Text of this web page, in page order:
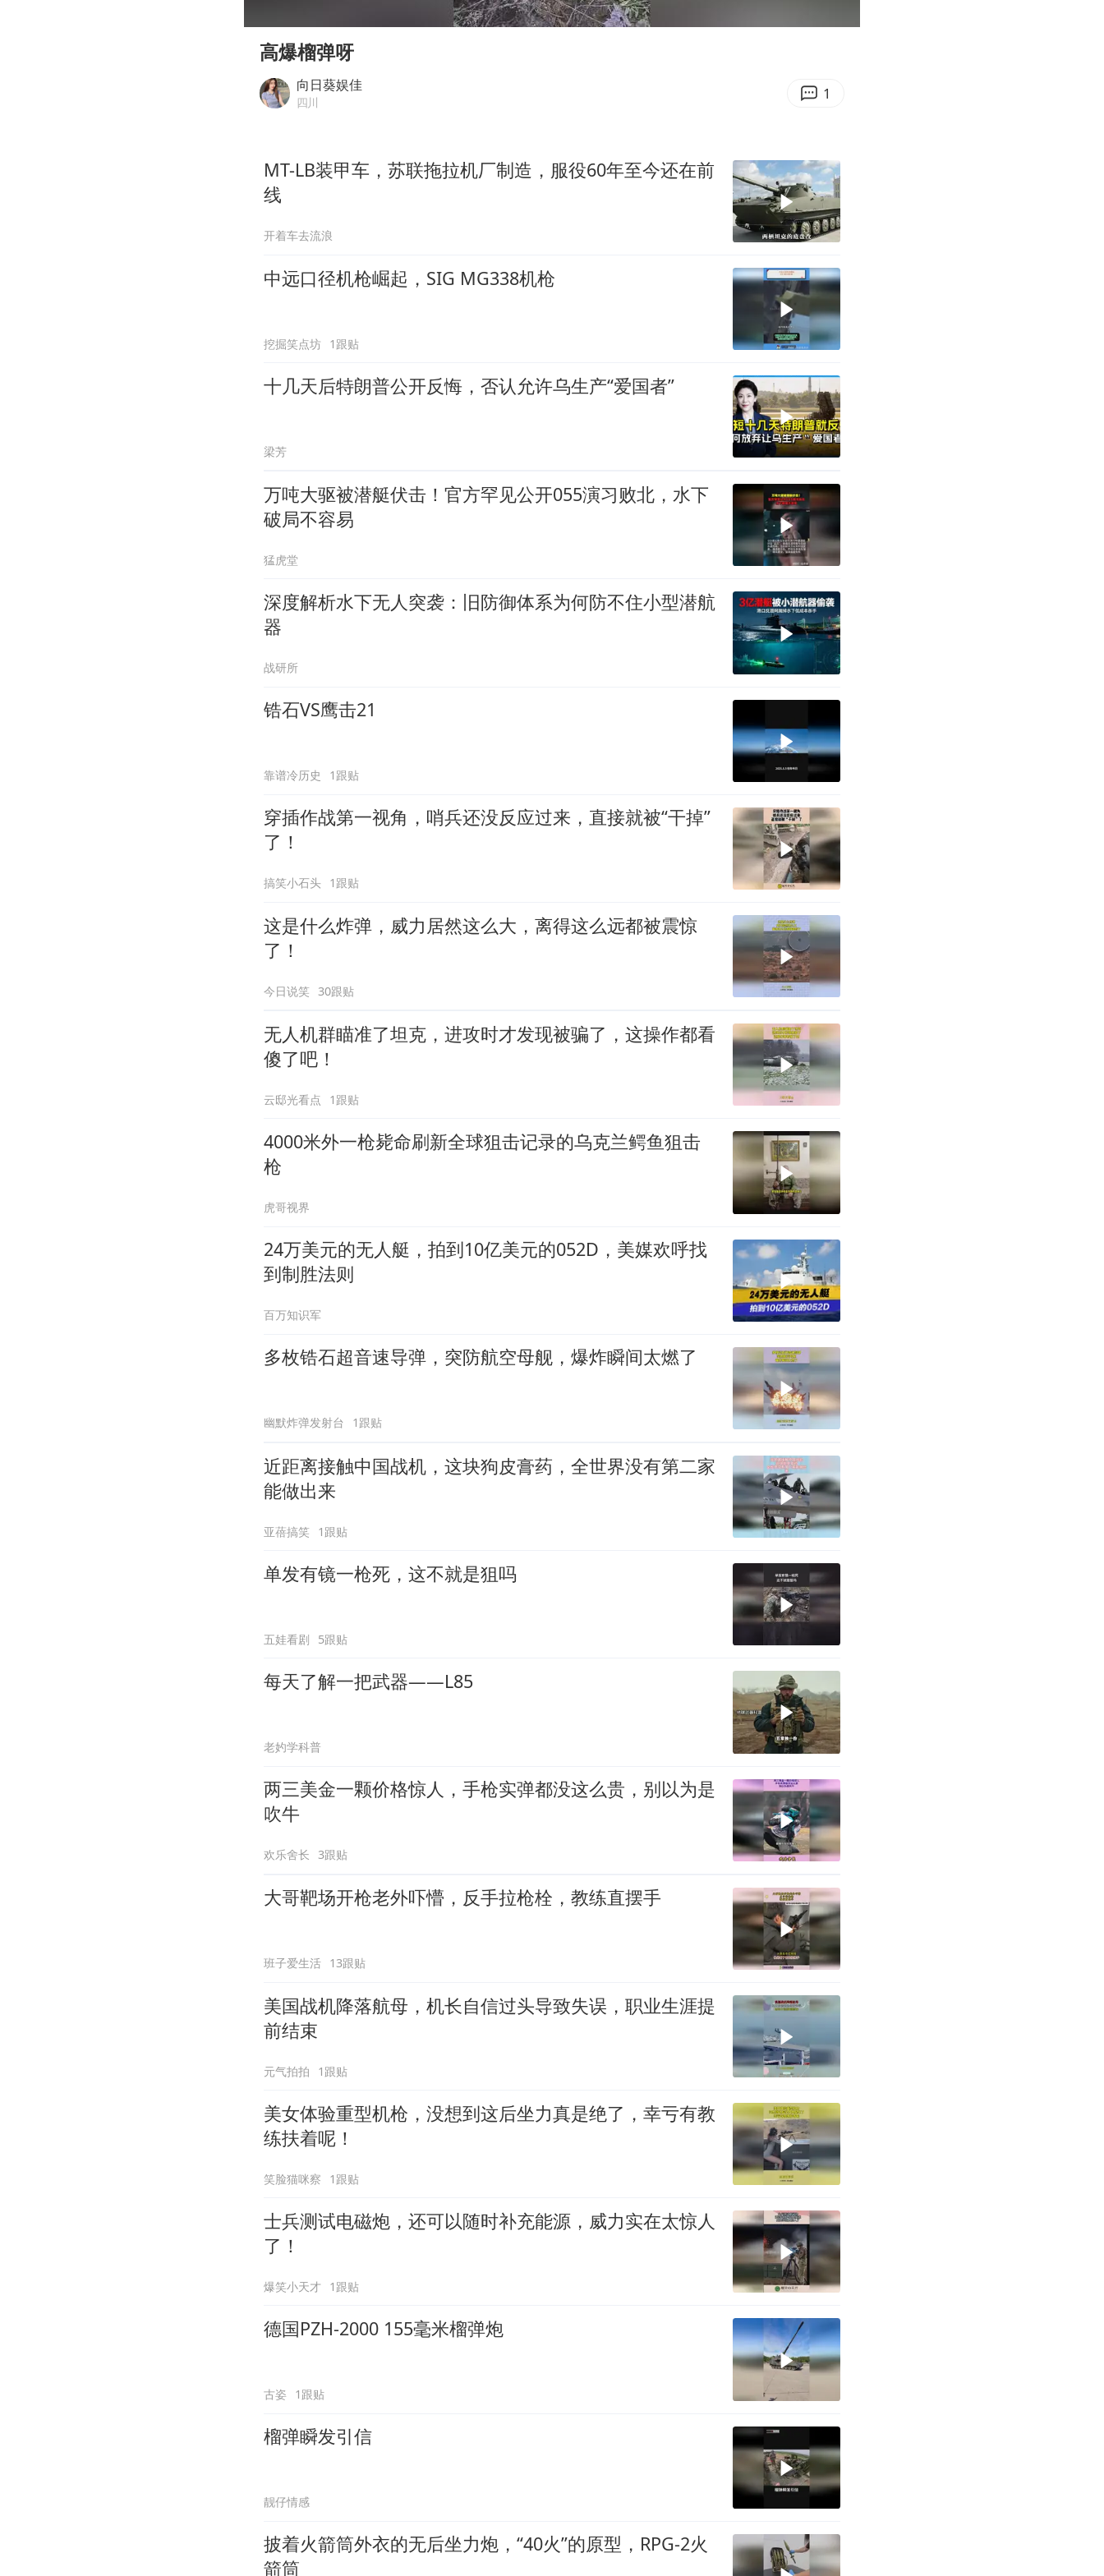
深圳地面沉降致车辆损坏系谣言
“China Cool”成海外热词
高爆榴弹呀
向日葵娱佳
四川 1
MT-LB装甲车，苏联拖拉机厂制造，服役60年至今还在前
线
开着车去流浪
中远口径机枪崛起，SIG MG338机枪
挖掘笑点坊 1跟贴
十几天后特朗普公开反悔，否认允许乌生产“爱国者”
梁芳
万吨大驱被潜艇伏击！官方罕见公开055演习败北，水下
破局不容易
猛虎堂
深度解析水下无人突袭：旧防御体系为何防不住小型潜航
器
战研所
锆石VS鹰击21
靠谱冷历史 1跟贴
穿插作战第一视角，哨兵还没反应过来，直接就被“干掉”
了！
搞笑小石头 1跟贴
这是什么炸弹，威力居然这么大，离得这么远都被震惊
了！
今日说笑 30跟贴
无人机群瞄准了坦克，进攻时才发现被骗了，这操作都看
傻了吧！
云邸光看点 1跟贴
4000米外一枪毙命刷新全球狙击记录的乌克兰鳄鱼狙击
枪
虎哥视界
24万美元的无人艇，拍到10亿美元的052D，美媒欢呼找
到制胜法则
百万知识军
多枚锆石超音速导弹，突防航空母舰，爆炸瞬间太燃了
幽默炸弹发射台 1跟贴
近距离接触中国战机，这块狗皮膏药，全世界没有第二家
能做出来
亚蓓搞笑 1跟贴
单发有镜一枪死，这不就是狙吗
五娃看剧 5跟贴
每天了解一把武器——L85
老妁学科普
两三美金一颗价格惊人，手枪实弹都没这么贵，别以为是
吹牛
欢乐舍长 3跟贴
大哥靶场开枪老外吓懵，反手拉枪栓，教练直摆手
班子爱生活 13跟贴
美国战机降落航母，机长自信过头导致失误，职业生涯提
前结束
元气拍拍 1跟贴
美女体验重型机枪，没想到这后坐力真是绝了，幸亏有教
练扶着呢！
笑脸猫咪察 1跟贴
士兵测试电磁炮，还可以随时补充能源，威力实在太惊人
了！
爆笑小天才 1跟贴
德国PZH-2000 155毫米榴弹炮
古姿 1跟贴
榴弹瞬发引信
靓仔情感
披着火箭筒外衣的无后坐力炮，“40火”的原型，RPG-2火
箭筒